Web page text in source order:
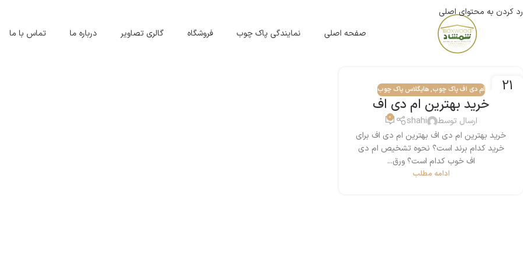
رد کردن به محتوای اصلی
صفحه اصلی
نمایندگی پاک چوب فروشگاه گالری تصاویر درباره ما تماس با ما
21 ام دی اف پاک چوب,هایگلاس پاک چوب
خرید بهترین ام دی اف
ارسال توسط shahi
0
خرید بهترین ام دی اف بهترین ام دی اف برای
خرید کدام برند است؟ نحوه تشخیص ام دی
اف خوب کدام است؟ ورق...
ادامه مطلب